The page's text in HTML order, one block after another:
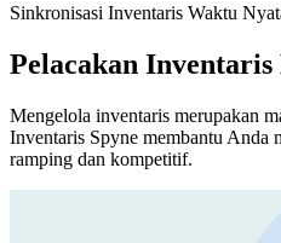
Sinkronisasi Inventaris Waktu
Pelacakan Inventaris
Mengelola inventaris merupakan
Inventaris Spyne membantu Anda
ramping dan kompetitif.